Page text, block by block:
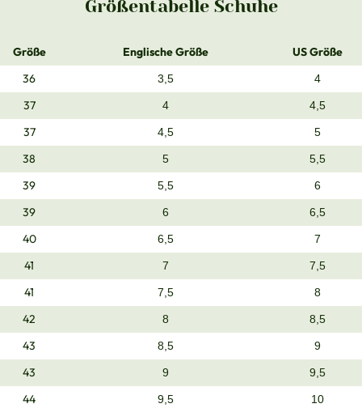
Größentabelle Schuhe
Größe Englische Größe
US Größe
36
3,5 4
37 4 4,5
37 4,5 5
38 5 5,5
39 5,5 6
39 6 6,5
40 6,5 7
41 7 7,5
41 7,5 8
42 8 8,5
43 8,5 9
43 9 9,5
44 9,5 10